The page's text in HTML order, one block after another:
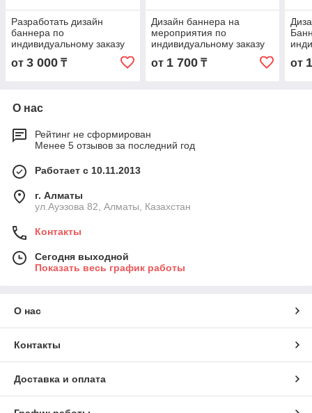
Разработать дизайн
баннера по
индивидуальному заказу
от 3 000 ₸
Дизайн баннера на
мероприятия по
индивидуальному заказу
от 1 700₸ от
О нас
Рейтинг не сформирован
Менее 5 отзывов за последний год
Работает с 10.11.2013
г. Алматы
ул.Ауэзова 82, Алматы, Казахстан
Контакты
Сегодня выходной
Показать весь график работы
О нас
Контакты
Доставка и оплата